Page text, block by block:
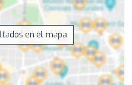
en el mapa